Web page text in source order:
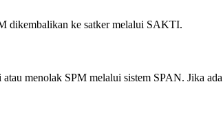
dikembalikan ke satker melalui SAKTI.
menolak SPM melalui sistem SPAN. Jika ada